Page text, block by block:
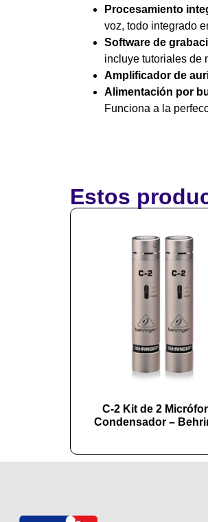
Procesamiento
voz, todo integrado
Software de
incluye tutoriales de
Amplificador de
Alimentación por
Funciona a la
Estos
C-2 Kit de 2
Condensador –